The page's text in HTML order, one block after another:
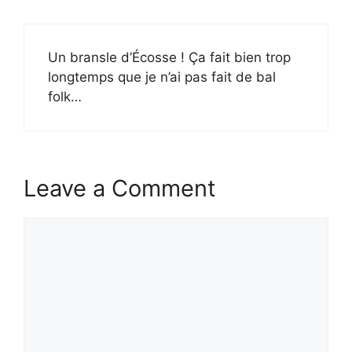
Un bransle d’Écosse ! Ça fait bien trop
longtemps que je n’ai pas fait de bal
folk…
Leave a Comment